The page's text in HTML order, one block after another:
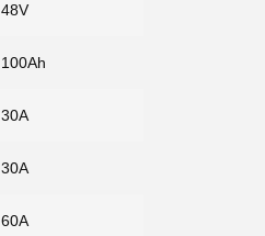
48V
100Ah
30A
30A
60A